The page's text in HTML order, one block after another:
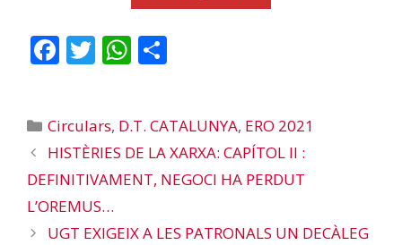
F
b
o
o
k
T
er
W
s
A
p
p
p
ar
te
ix
Categories
Circulars, D.T. CATALUNYA, ERO 2021
HISTÈRIES DE LA XARXA: CAPÍTOL II :
DEFINITIVAMENT, NEGOCI HA PERDUT
L’OREMUS…
UGT EXIGEIX A LES PATRONALS UN DECÀLEG